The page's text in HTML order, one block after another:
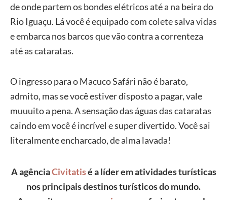
de onde partem os bondes elétricos até a na beira do
Rio Iguaçu. Lá você é equipado com colete salva vidas
e embarca nos barcos que vão contra a correnteza
até as cataratas.
O ingresso para o Macuco Safári não é barato,
admito, mas se você estiver disposto a pagar, vale
muuuito a pena. A sensação das águas das cataratas
caindo em você é incrível e super divertido. Você sai
literalmente encharcado, de alma lavada!
A agênciaCivitatisé a líder em atividades turísticas
nos principais destinos turísticos do mundo.